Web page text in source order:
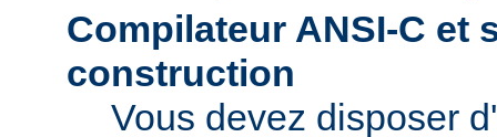
Compilateur ANSI-C et
construction
Vous devez disposer